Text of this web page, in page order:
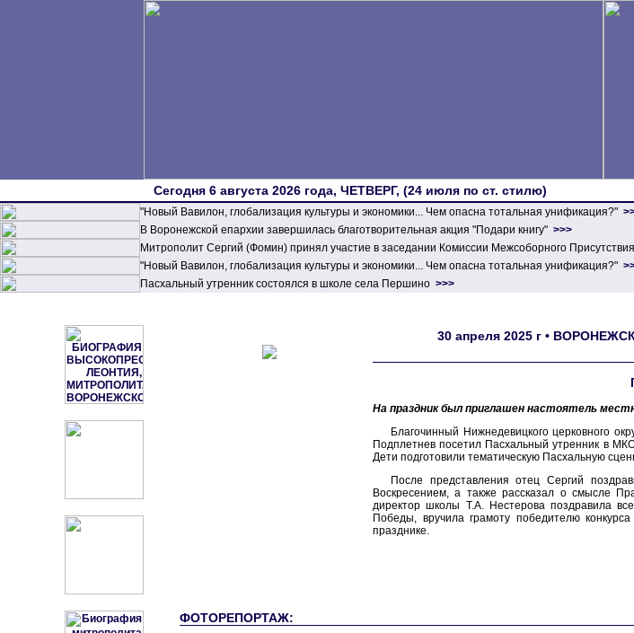
Сегодня 6 августа 2026 года, ЧЕТВЕРГ, (24 июля по ст. стилю)
"Новый Вавилон, глобализация культуры и экономики... Чем опасна тотальная унификация?"
В Воронежской епархии завершилась благотворительная акция "Подари книгу" >>>
Митрополит Сергий (Фомин) принял участие в заседании Комиссии Межсоборного
"Новый Вавилон, глобализация культуры и экономики... Чем опасна тотальная унификация?"
Пасхальный утренник состоялся в школе села Першино >>>
30 апреля 2025 г •
На праздник был приглашен настоятель
Благочинный Нижнедевицкого церковного
Подплетнев посетил Пасхальный утренник в
Дети подготовили тематическую Пасхальную
После представления отец Сергий
Воскресением, а также рассказал о смысле
директор школы Т.А. Нестерова поздравила
Победы, вручила грамоту победителю
празднике.
ФОТОРЕПОРТАЖ: